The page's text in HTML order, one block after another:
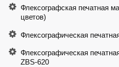
Флексографская печатная
цветов)
Флексографическая
Флексографическая
ZBS-620